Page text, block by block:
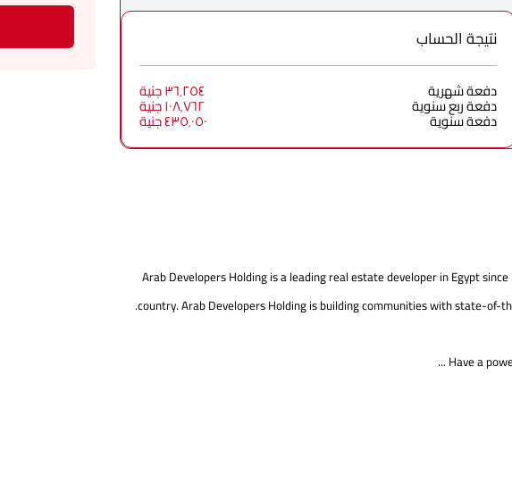
نتيجة الحساب
دفعة شهرية ٣٦٬٢٥٤ جنية
دفعة ربع سنوية ١٠٨٬٧٦٢ جنية
دفعة سنوية ٤٣٥٬٠٥٠ جنية
Arab Developers Holding is a leading real estate developer in Egypt
country. Arab Developers Holding is building communities with state-
Have a